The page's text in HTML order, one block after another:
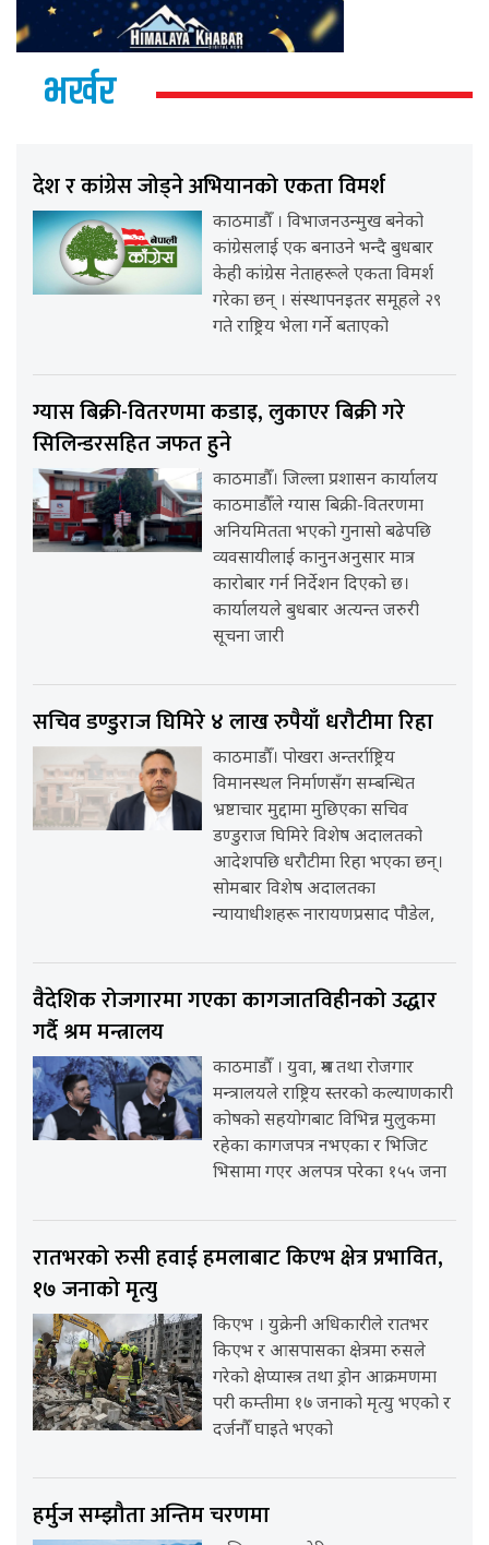
भर्खर
देश र कांग्रेस जोड्ने अभियानको एकता विमर्श
काठमाडौँ । विभाजनउन्मुख बनेको
कांग्रेसलाई एक बनाउने भन्दै बुधबार
केही कांग्रेस नेताहरूले एकता विमर्श
गरेका छन् । संस्थापनइतर समूहले २९
गते राष्ट्रिय भेला गर्ने बताएको
ग्यास बिक्री-वितरणमा कडाइ, लुकाएर बिक्री गरे
सिलिन्डरसहित जफत हुने
काठमाडौँ। जिल्ला प्रशासन कार्यालय
काठमाडौँले ग्यास बिक्री-वितरणमा
अनियमितता भएको गुनासो बढेपछि
व्यवसायीलाई कानुनअनुसार मात्र
कारोबार गर्न निर्देशन दिएको छ।
कार्यालयले बुधबार अत्यन्त जरुरी
सूचना जारी
सचिव डण्डुराज घिमिरे ४ लाख रुपैयाँ धरौटीमा रिहा
काठमाडौँ। पोखरा अन्तर्राष्ट्रिय
विमानस्थल निर्माणसँग सम्बन्धित
भ्रष्टाचार मुद्दामा मुछिएका सचिव
डण्डुराज घिमिरे विशेष अदालतको
आदेशपछि धरौटीमा रिहा भएका छन्।
सोमबार विशेष अदालतका
न्यायाधीशहरू नारायणप्रसाद पौडेल,
वैदेशिक रोजगारमा गएका कागजातविहीनको उद्धार
गर्दै श्रम मन्त्रालय
काठमाडौँ । युवा, श्रम तथा रोजगार
मन्त्रालयले राष्ट्रिय स्तरको कल्याणकारी
कोषको सहयोगबाट विभिन्न मुलुकमा
रहेका कागजपत्र नभएका र भिजिट
भिसामा गएर अलपत्र परेका १५५ जना
रातभरको रुसी हवाई हमलाबाट किएभ क्षेत्र प्रभावित,
१७ जनाको मृत्यु
किएभ । युक्रेनी अधिकारीले रातभर
किएभ र आसपासका क्षेत्रमा रुसले
गरेको क्षेप्यास्त्र तथा ड्रोन आक्रमणमा
परी कम्तीमा १७ जनाको मृत्यु भएको र
दर्जनौँ घाइते भएको
हर्मुज सम्झौता अन्तिम चरणमा